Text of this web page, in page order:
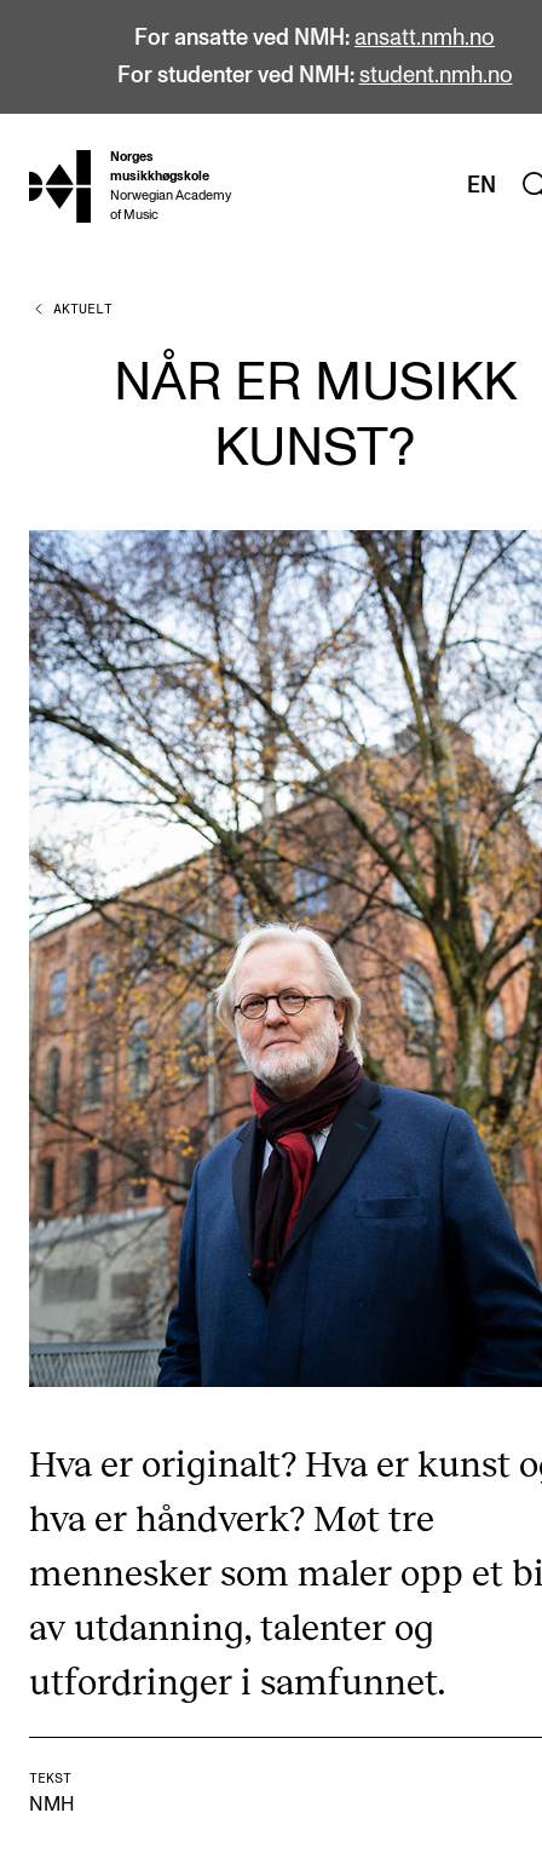
For ansatte ved NMH: ansatt.nmh.no
For studenter ved NMH: student.nmh.no
hjem
Norges
musikkhøgskole
Norwegian Academy
of Music
EN
STUDIER
Alle studier
Årsstudium og videreutdanning
Etterutdanning og kurs
Talentutvikling
STUDENTLIV
Søknad og opptak
Biblioteket
Fagmiljøer
Salane våre
Studentutvalet SUT (student.nmh.no)
FORSKNING
CERM
CREMAH
NordART
Prosjekter
Publikasjoner
INTERNASJONALT
Utveksling
IN.TUNE
AKTUELT
Nyheter og historier
AKTUELT
NÅR ER MUSIKK
KUNST?
Hva er originalt? Hva er kunst
hva er håndverk? Møt tre
mennesker som maler opp et
av utdanning, talenter og
utfordringer i samfunnet.
TEKST
NMH